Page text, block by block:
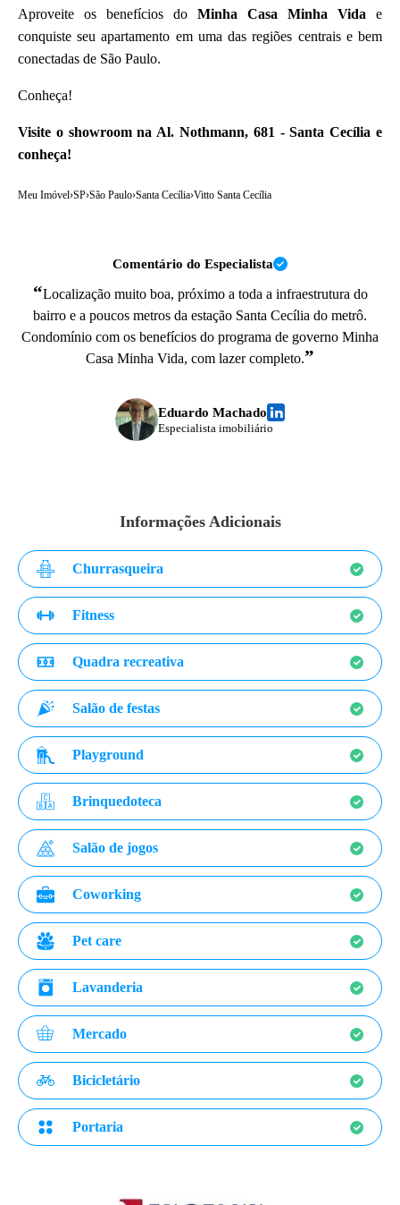
Aproveite os benefícios do Minha Casa Minha Vida e
conquiste seu apartamento em uma das regiões centrais e bem
conectadas de São Paulo.
Conheça!
Visite o showroom na Al. Nothmann, 681 - Santa Cecília e
conheça!
Meu Imóvel›SP›São Paulo›Santa Cecília›Vitto Santa Cecília
Comentário do Especialista
“Localização muito boa, próximo a toda a infraestrutura do
bairro e a poucos metros da estação Santa Cecília do metrô.
Condomínio com os benefícios do programa de governo Minha
Casa Minha Vida, com lazer completo.”
Eduardo Machado
Especialista imobiliário
Informações Adicionais
Churrasqueira
Fitness
Quadra recreativa
Salão de festas
Playground
Brinquedoteca
Salão de jogos
Coworking
Pet care
Lavanderia
Mercado
Bicicletário
Portaria